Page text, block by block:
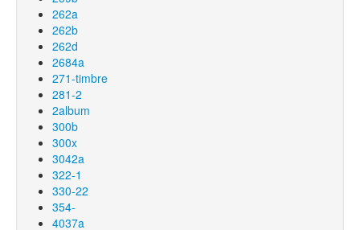
262a
262b
262d
2684a
271-timbre
281-2
2album
300b
300x
3042a
322-1
330-22
354-
4037a